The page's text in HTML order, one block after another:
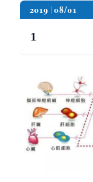
2019 08/01
1